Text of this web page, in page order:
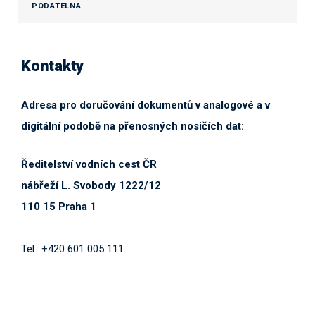
PODATELNA
Kontakty
Adresa pro doručování dokumentů v analogové a v
digitální podobě na přenosných nosičích dat:
Ředitelství vodních cest ČR
nábřeží L. Svobody 1222/12
110 15 Praha 1
Tel.: +420 601 005 111